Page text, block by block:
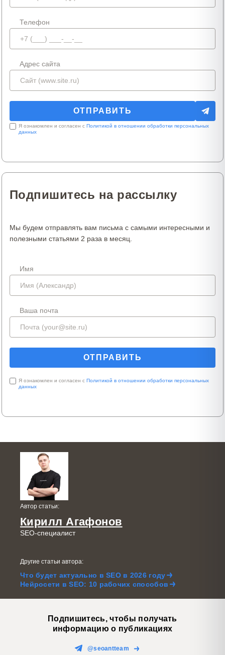
Телефон
Адрес сайта
Я ознакомлен и согласен с Политикой в отношении обработки персональных
данных
Подпишитесь на рассылку
Мы будем отправлять вам письма с самыми интересными и
полезными статьями 2 раза в месяц.
Имя
Ваша почта
Я ознакомлен и согласен с Политикой в отношении обработки персональных
данных
Автор статьи:
Кирилл Агафонов
SEO-специалист
Другие статьи автора:
Что будет актуально в SEO в 2026 году
Нейросети в SEO: 10 рабочих способов
Подпишитесь, чтобы получать
информацию о публикациях
@seoantteam